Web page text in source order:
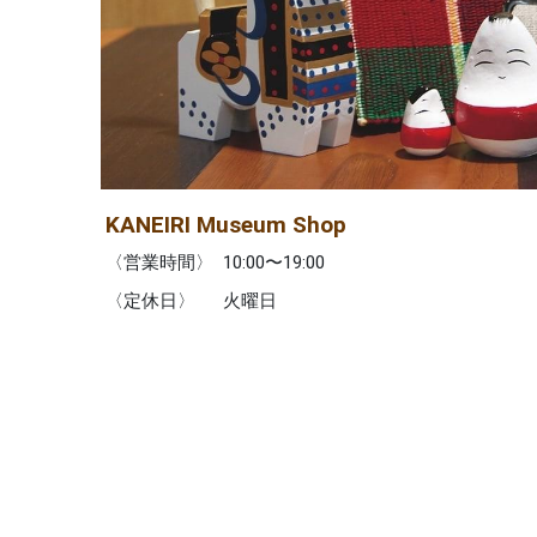
KANEIRI Museum Shop
〈営業時間〉
10:00〜19:00
〈定休日〉
火曜日